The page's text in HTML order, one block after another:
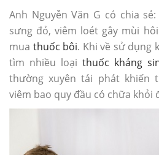
Anh Nguyễn Văn G có chia
sưng đỏ, viêm loét gây mùi
mua thuốc bôi. Khi về sử dụng
tìm nhiều loại thuốc kháng
thường xuyên tái phát khiến
viêm bao quy đầu có chữa khỏi